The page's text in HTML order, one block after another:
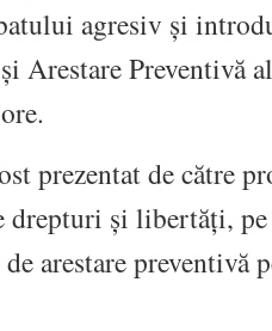
agresiv și
Arestare Preventivă
prezentat de către
drepturi și libertăți,
arestare preventivă